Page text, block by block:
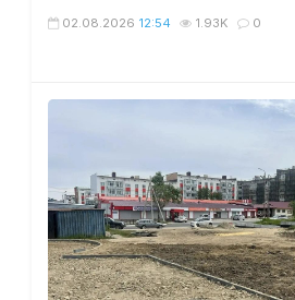
02.08.2026 12:54 1.93K 0